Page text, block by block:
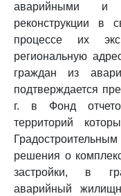
аварийными и
реконструкции в
процессе их
региональную
граждан из
подтверждается
г. в Фонд
территорий
Градостроительным
решения о
застройки, в
аварийный